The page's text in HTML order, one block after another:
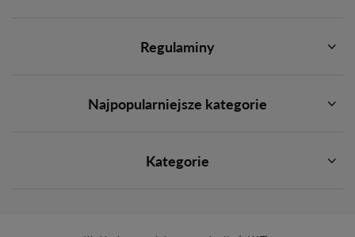
Regulaminy
Najpopularniejsze kategorie
Kategorie